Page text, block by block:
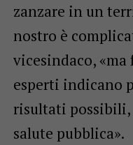
zanzare in un
nostro è
vicesindaco,
esperti indicano
risultati possibili,
salute pubblica».